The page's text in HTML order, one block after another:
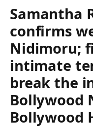
Samantha
confirms
Nidimoru;
intimate
break the
Bollywood
Bollywood